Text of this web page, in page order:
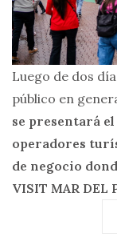
Luego de dos
público en
se presentará
operadores
de negocio
VISIT MAR DEL